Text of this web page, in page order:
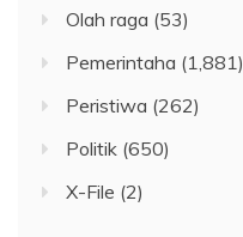
Olah raga (53)
Pemerintaha (1,881)
Peristiwa (262)
Politik (650)
X-File (2)